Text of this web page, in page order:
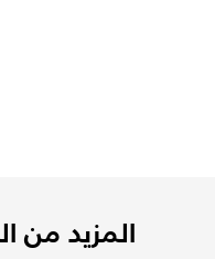
المزيد من